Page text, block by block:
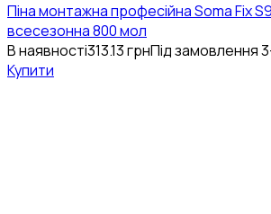
Піна монтажна професійна Soma Fix
всесезонна 800 мол
В наявності313.13грнПід замовлення
Купити